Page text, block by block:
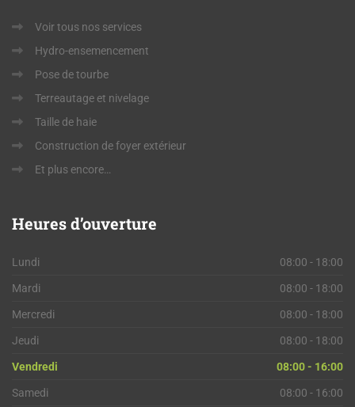
Voir tous nos services
Hydro-ensemencement
Pose de tourbe
Terreautage et nivelage
Taille de haie
Construction de foyer extérieur
Et plus encore…
Heuresd’ouverture
Lundi 08:00 - 18:00
Mardi 08:00 - 18:00
Mercredi 08:00 - 18:00
Jeudi 08:00 - 18:00
Vendredi 08:00 - 16:00
Samedi 08:00 - 16:00